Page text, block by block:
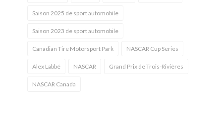
Saison 2025 de sport automobile
Saison 2023 de sport automobile
Canadian Tire Motorsport Park NASCAR Cup Series
Alex Labbé NASCAR Grand Prix de Trois-Rivières
NASCAR Canada